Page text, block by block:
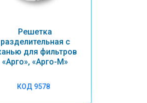
Решетка
разделительная с
для фильтров
«Арго», «Арго-М»
КОД 9578